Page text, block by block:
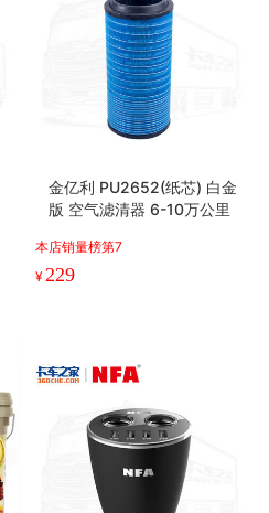
金亿利 PU2652(纸芯) 白金
版 空气滤清器 6-10万公里
本店销量榜第7
¥229